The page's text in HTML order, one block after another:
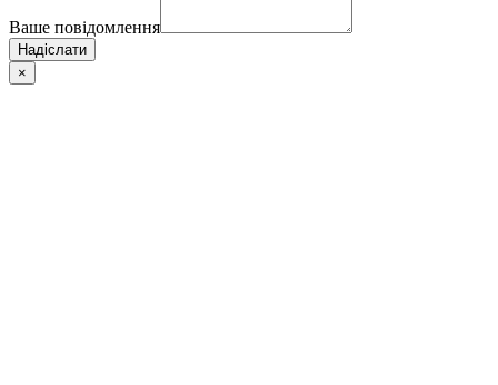
Ваше повідомлення
Надіслати
×